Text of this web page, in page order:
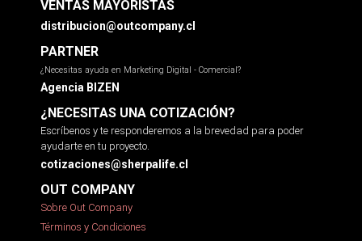
VENTAS MAYORISTAS
distribucion@outcompany.cl
PARTNER
¿Necesitas ayuda en Marketing Digital - Comercial?
Agencia BIZEN
¿NECESITAS UNA COTIZACIÓN?
Escríbenos y te responderemos a la brevedad para poder
ayudarte en tu proyecto.
cotizaciones@sherpalife.cl
OUT COMPANY
Sobre Out Company
Términos y Condiciones